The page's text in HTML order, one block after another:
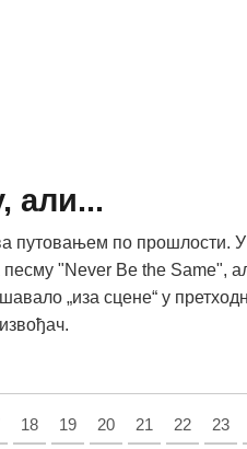
али...
путовањем по прошлости. У
"Never Be the Same",
„иза сцене“ у
18 19 20 21 22 23